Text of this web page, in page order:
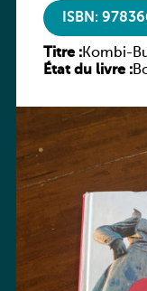
ISBN:
Titre :Kombi-
État du livre :